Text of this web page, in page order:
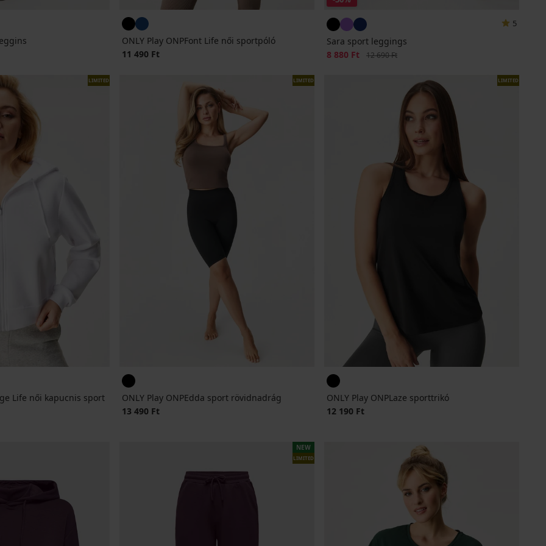
ONLY Play ONPFont Life női sportpóló
11 490 Ft
5
Sara sport leggings
Kedvezmény
8 880 Ft Eredeti ár
12 690 Ft
LIMITED
Life női kapucnis sport
LIMITED
ONLY Play ONPEdda sport rövidnadrág
13 490 Ft
LIMITED
ONLY Play ONPLaze sporttrikó
12 190 Ft
NEW
LIMITED